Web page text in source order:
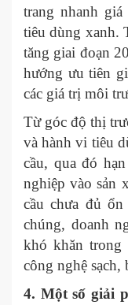
trang nhanh
tiêu dùng xanh.
tăng giai đoạn
hướng ưu tiên
các giá trị môi
Từ góc độ thị
và hành vi tiêu
cầu, qua đó
nghiệp vào sản
cầu chưa đủ
chúng, doanh
khó khăn
công nghệ
4. Mộtsố giải